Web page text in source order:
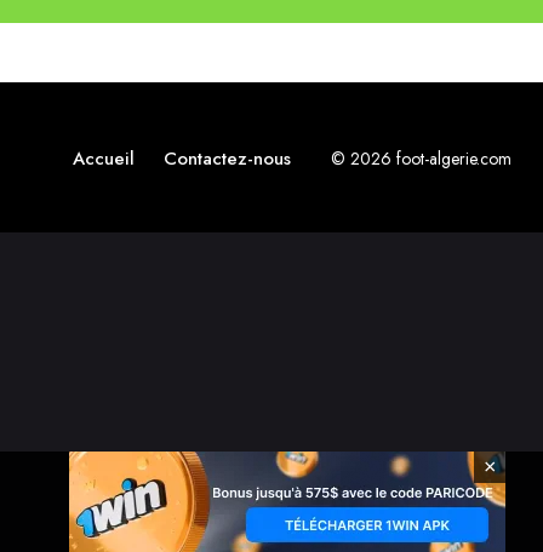
Accueil Contactez-nous © 2026 foot-algerie.com
×